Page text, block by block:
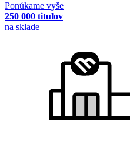
Ponúkame vyše
250 000 titulov
na sklade